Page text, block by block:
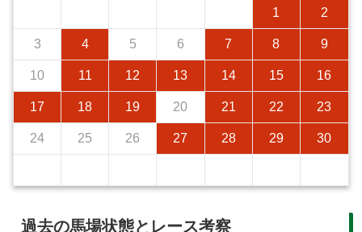
1 2
3 4 5 6 7 8 9
10 11 12 13 14 15 16
17 18 19 20 21 22 23
24 25 26 27 28 29 30
過去の馬場状態とレース考察